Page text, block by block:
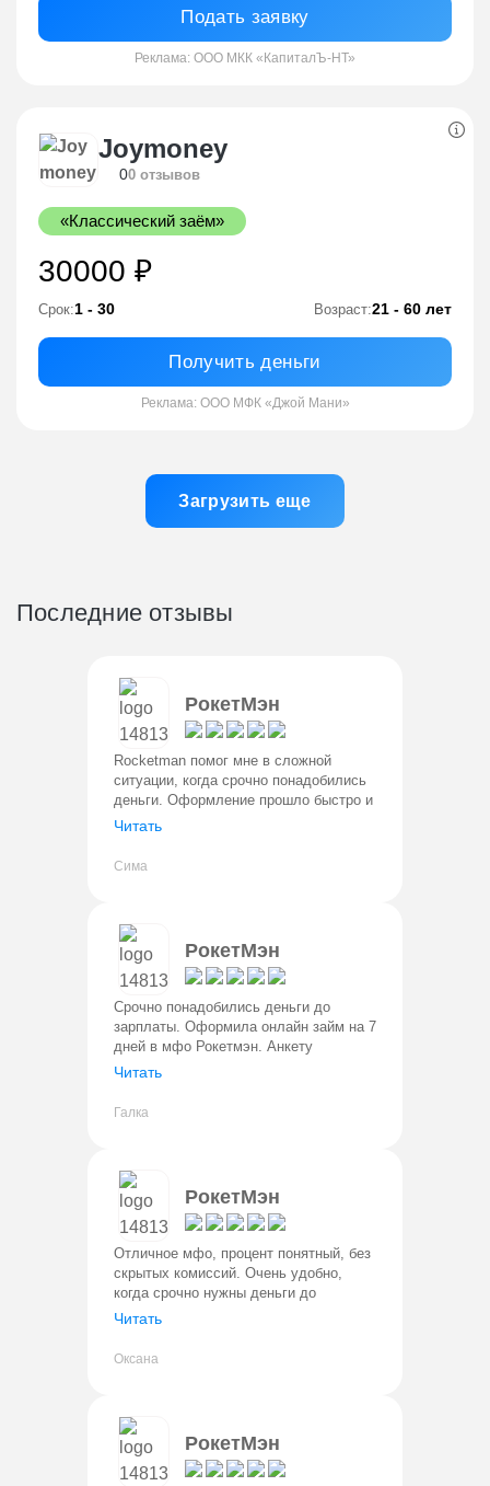
Подать заявку
Реклама: ООО МКК «КапиталЪ-НТ»
Joymoney
00 отзывов
«Классический заём»
30000 ₽
Срок:1 - 30 Возраст:21 - 60 лет
Получить деньги
Реклама: ООО МФК «Джой Мани»
Загрузить еще
Последние отзывы
РокетМэн
Rocketman помог мне в сложной
ситуации, когда срочно понадобились
деньги. Оформление прошло быстро и
без проблем. Деньги поступили на
процент понятный. Вернула в лично
Читать
Сима
РокетМэн
Срочно понадобились деньги до
зарплаты. Оформила онлайн займ на 7
дней в мфо Рокетмэн. Анкету
заполнила буквально за 5 минут,
сразу поступили на карту.
Читать
Галка
РокетМэн
Отличное мфо, процент понятный, без
скрытых комиссий. Очень удобно,
когда срочно нужны деньги до
зарплаты брать на неделю две. Дают
Не звонят, не задают вопросы
Читать
Оксана
РокетМэн